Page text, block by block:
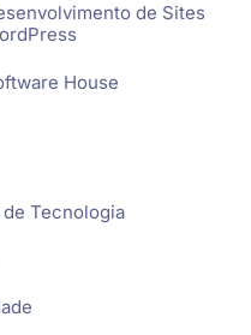
de Sites
House
Tecnologia